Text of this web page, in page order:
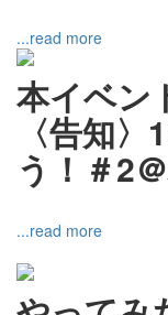
...read more
本イベン
〈告知
う！＃2
...read more